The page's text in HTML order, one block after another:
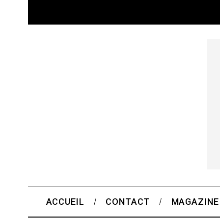
ACCUEIL CONTACT